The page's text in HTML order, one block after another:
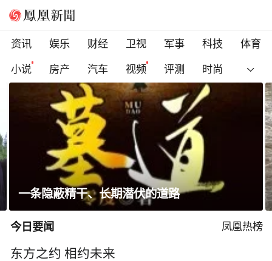
资讯 娱乐 财经 卫视 军事 科技
体育
小说
房产 汽车 视频 评测 时尚
网友称儿子在景区被冲走溺亡，质疑泄洪未提
前通知，当地回应
今日要闻 凤凰热榜
东方之约 相约未来